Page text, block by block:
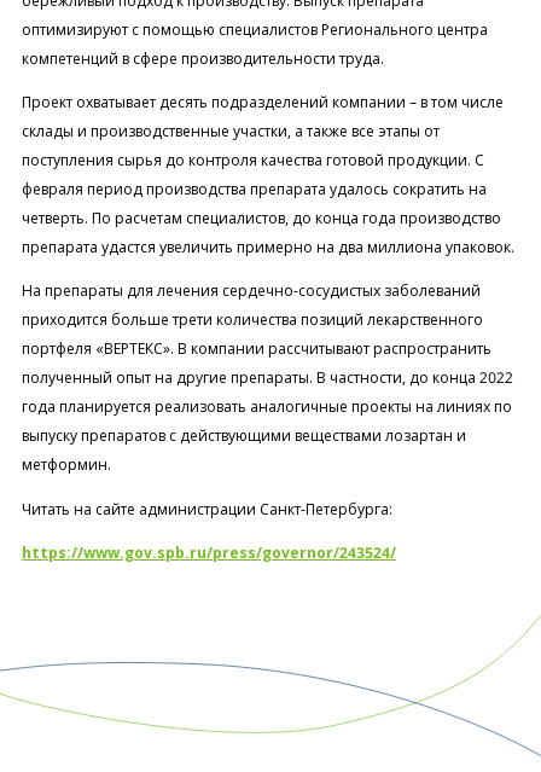
оптимизируют с помощью специалистов Регионального центра
компетенций в сфере производительности труда.
Проект охватывает десять подразделений компании – в том числе
склады и производственные участки, а также все этапы от
поступления сырья до контроля качества готовой продукции. С
февраля период производства препарата удалось сократить на
четверть. По расчетам специалистов, до конца года производство
препарата удастся увеличить примерно на два миллиона упаковок.
На препараты для лечения сердечно-сосудистых заболеваний
приходится больше трети количества позиций лекарственного
портфеля «ВЕРТЕКС». В компании рассчитывают распространить
полученный опыт на другие препараты. В частности, до конца 2022
года планируется реализовать аналогичные проекты на линиях по
выпуску препаратов с действующими веществами лозартан и
метформин.
Читать на сайте администрации Санкт-Петербурга:
https://www.gov.spb.ru/press/governor/243524/